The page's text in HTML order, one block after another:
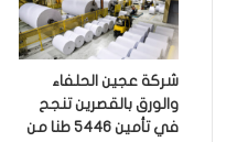
شركة عجين الحلفاء
والورق بالقصرين تنجح
في تأمين 5446 طنا من